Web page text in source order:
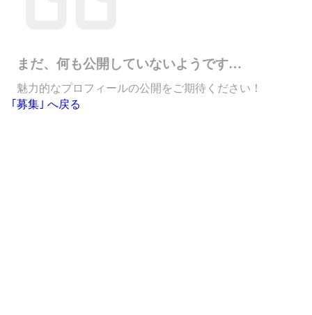
まだ、何も公開していないようです…
魅力的なプロフィールの公開をご期待ください！
｢募集｣ へ戻る